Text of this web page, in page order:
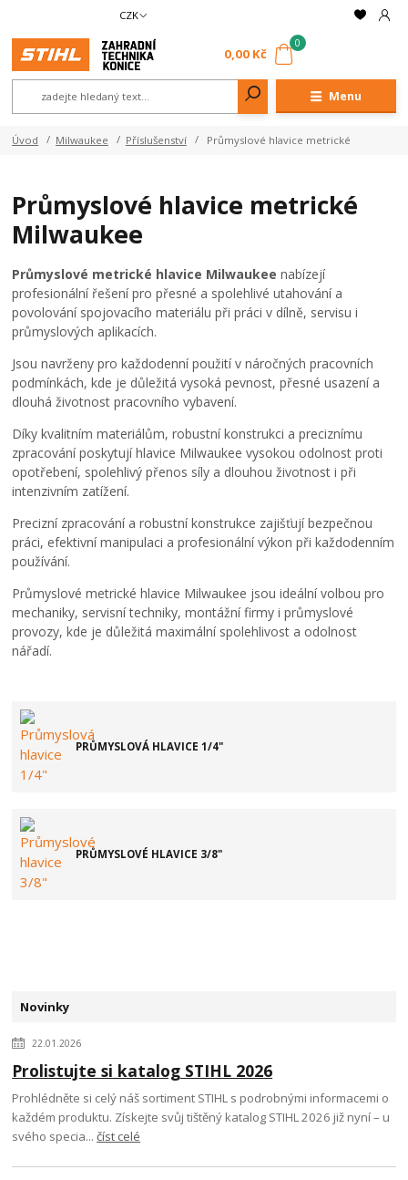
Menu
CZK
0
0,00 Kč
Úvod Milwaukee Příslušenství Průmyslové hlavice metrické
Průmyslové hlavice metrické
Milwaukee
Průmyslové metrické hlavice Milwaukee nabízejí
profesionální řešení pro přesné a spolehlivé utahování a
povolování spojovacího materiálu při práci v dílně, servisu i
průmyslových aplikacích.
Jsou navrženy pro každodenní použití v náročných pracovních
podmínkách, kde je důležitá vysoká pevnost, přesné usazení a
dlouhá životnost pracovního vybavení.
Díky kvalitním materiálům, robustní konstrukci a preciznímu
zpracování poskytují hlavice Milwaukee vysokou odolnost proti
opotřebení, spolehlivý přenos síly a dlouhou životnost i při
intenzivním zatížení.
Precizní zpracování a robustní konstrukce zajišťují bezpečnou
práci, efektivní manipulaci a profesionální výkon při každodenním
používání.
Průmyslové metrické hlavice Milwaukee jsou ideální volbou pro
mechaniky, servisní techniky, montážní firmy i průmyslové
provozy, kde je důležitá maximální spolehlivost a odolnost
nářadí.
PRŮMYSLOVÁ HLAVICE 1/4"
PRŮMYSLOVÉ HLAVICE 3/8"
Novinky
22.01.2026
Prolistujte si katalog STIHL 2026
Prohlédněte si celý náš sortiment STIHL s podrobnými informacemi o
každém produktu. Získejte svůj tištěný katalog STIHL 2026 již nyní – u
svého specia...číst celé